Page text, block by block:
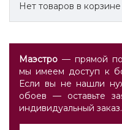
Нет товаров в корзине
Маэстро — прямой
мы имеем доступ к
Если вы не нашли
обоев — оставьте
индивидуальный заказ.